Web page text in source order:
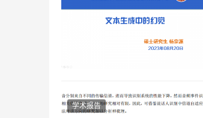
学术报告